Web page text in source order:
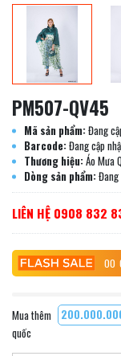
PM507-QV45
Mã sản phẩm:Đang
Barcode:Đang cập
Thương hiệu:Áo Mưa
Dòng sản phẩm:Đang
LIÊN HỆ 0908 832
00
Mua thêm
quốc